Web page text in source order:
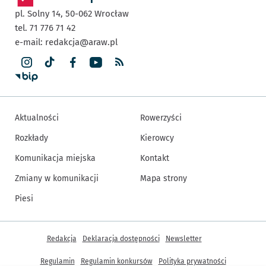
pl. Solny 14, 50-062 Wrocław
tel. 71 776 71 42
e-mail: redakcja@araw.pl
Aktualności
Rozkłady
Komunikacja miejska
Zmiany w komunikacji
Piesi
Rowerzyści
Kierowcy
Kontakt
Mapa strony
Inne informacje
Redakcja Deklaracja dostępności Newsletter
Regulamin Regulamin konkursów Polityka prywatności